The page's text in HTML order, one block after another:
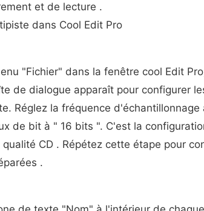
et de lecture .
dans Cool Edit Pro
"Fichier" dans la fenêtre cool Edit
de dialogue apparaît pour configurer
Réglez la fréquence
de bit à " 16 bits ". C'est la
CD . Répétez cette étape pour
.